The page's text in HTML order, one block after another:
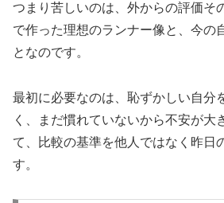
つまり苦しいのは、外からの評価そ
で作った理想のランナー像と、今の
となのです。
最初に必要なのは、恥ずかしい自分
く、まだ慣れていないから不安が大
て、比較の基準を他人ではなく昨日
す。